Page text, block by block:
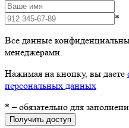
*
Все данные
менеджерами.
Нажимая на кнопку, вы даете
персональных данных
* – обязательно для
Получить доступ